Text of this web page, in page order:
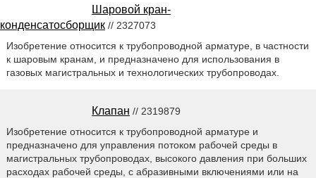
Шаровой кран-
конденсатосборщик // 2327073
Изобретение относится к трубопроводной арматуре, в частности
к шаровым кранам, и предназначено для использования в
газовых магистральных и технологических трубопроводах.
Клапан // 2319879
Изобретение относится к трубопроводной арматуре и
предназначено для управления потоком рабочей среды в
магистральных трубопроводах, высокого давления при больших
расходах рабочей среды, с абразивными включениями или на